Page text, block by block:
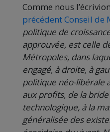
Comme nous
précédent Conseil de
politique de
approuvée, est celle
Métropoles, dans
engagé, à droite, à
politique néo-libérale
aux profits, de la
technologique, à la
généralisée des